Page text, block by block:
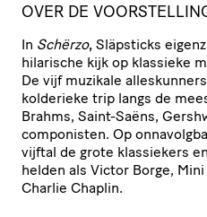
OVER DE
In Schërzo, Släpsticks
hilarische kijk op klassieke
De vijf muzikale
kolderieke trip langs de
Brahms, Saint-Saëns,
componisten. Op
vijftal de grote klassiekers
helden als Victor Borge, Mini
Charlie Chaplin.